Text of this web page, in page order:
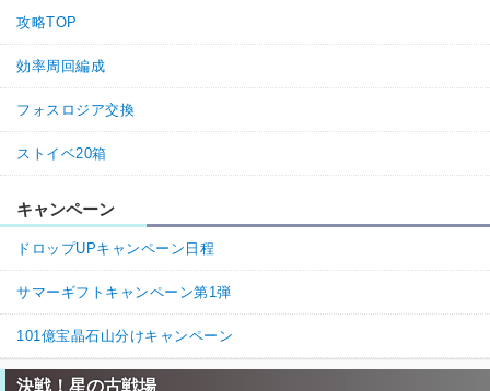
攻略TOP
効率周回編成
フォスロジア交換
ストイベ20箱
キャンペーン
ドロップUPキャンペーン日程
サマーギフトキャンペーン第1弾
101億宝晶石山分けキャンペーン
決戦！星の古戦場